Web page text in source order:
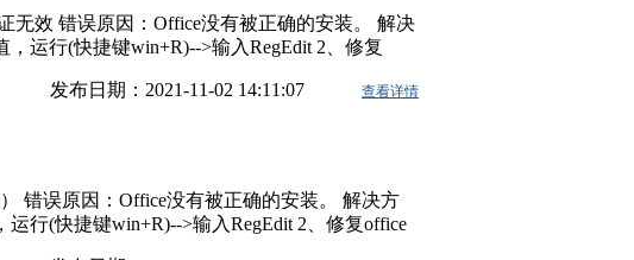
机，再进行激活windows 4.原office注册表残留
表管理器”中原office注册表是否已清除。打开注
，点击“确定”。 2、找到office注册表信
此
件。 最后：对于使用过其他非绿色版的kms软件
文件，对于这种情况，是很难通过手动的方法
毒软件（例如，360）拦截了激活请求。 解决方
无效 错误原因：Office没有被正确的安装。 解决
运行(快捷键win+R)-->输入RegEdit 2、修复
5、运行-->CMD 输入下面的命令：(加粗部分相
QFQRF-QFT4D-H3GVB 6、上一步执行，会提示
发布日期：2021-11-02 14:11:07 查看详情
错误原因：Office没有被正确的安装。 解决方
行(快捷键win+R)-->输入RegEdit 2、修复office